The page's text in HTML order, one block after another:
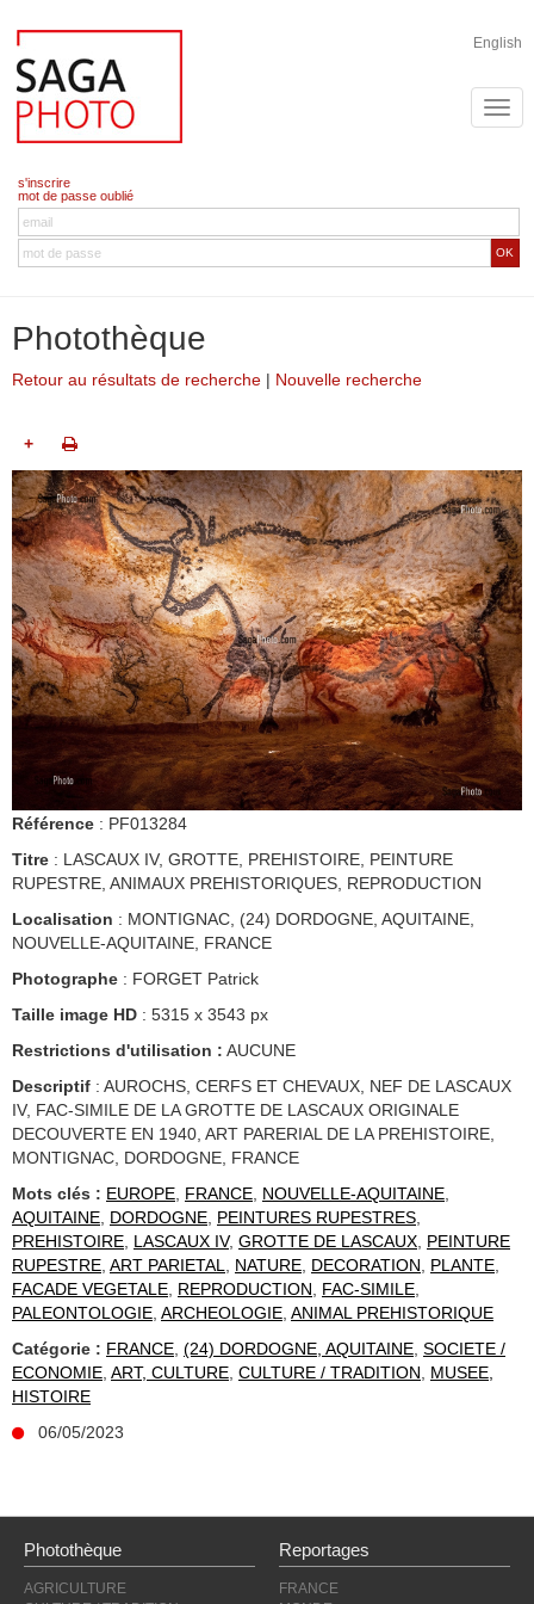
English
s'inscrire
mot de passe oublié
OK
Photothèque
Retour au résultats de recherche | Nouvelle recherche
+
Référence : PF013284
Titre : LASCAUX IV, GROTTE, PREHISTOIRE, PEINTURE
RUPESTRE, ANIMAUX PREHISTORIQUES, REPRODUCTION
Localisation : MONTIGNAC, (24) DORDOGNE, AQUITAINE,
NOUVELLE-AQUITAINE, FRANCE
Photographe : FORGET Patrick
Taille image HD : 5315 x 3543 px
Restrictions d'utilisation : AUCUNE
Descriptif : AUROCHS, CERFS ET CHEVAUX, NEF DE LASCAUX
IV, FAC-SIMILE DE LA GROTTE DE LASCAUX ORIGINALE
DECOUVERTE EN 1940, ART PARERIAL DE LA PREHISTOIRE,
MONTIGNAC, DORDOGNE, FRANCE
Mots clés : EUROPE, FRANCE, NOUVELLE-AQUITAINE,
AQUITAINE, DORDOGNE, PEINTURES RUPESTRES,
PREHISTOIRE, LASCAUX IV, GROTTE DE LASCAUX, PEINTURE
RUPESTRE, ART PARIETAL, NATURE, DECORATION, PLANTE,
FACADE VEGETALE, REPRODUCTION, FAC-SIMILE,
PALEONTOLOGIE, ARCHEOLOGIE, ANIMAL PREHISTORIQUE
Catégorie : FRANCE, (24) DORDOGNE, AQUITAINE, SOCIETE /
ECONOMIE, ART, CULTURE, CULTURE / TRADITION, MUSEE,
HISTOIRE
06/05/2023
Photothèque
AGRICULTURE
Reportages
FRANCE